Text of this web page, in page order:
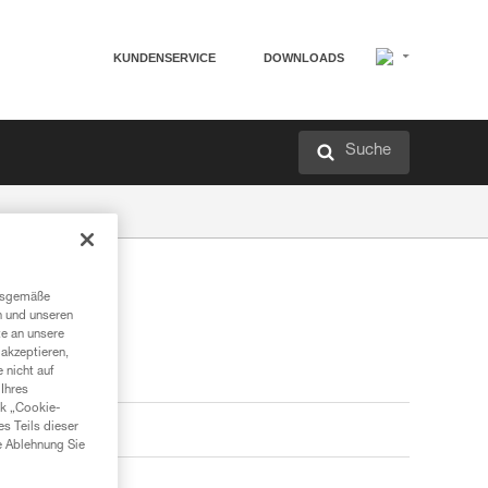
KUNDENSERVICE DOWNLOADS
Suche
und unseren
an unsere
nicht auf
„Cookie-
Teils dieser
Ablehnung Sie